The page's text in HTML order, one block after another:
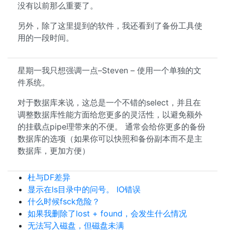
没有以前那么重要了。
另外，除了这里提到的软件，我还看到了备份工具使
用的一段时间。
星期一我只想强调一点–Steven – 使用一个单独的文
件系统。
对于数据库来说，这总是一个不错的select，并且在
调整数据库性能方面给您更多的灵活性，以避免额外
的挂载点pipe理带来的不便。 通常会给你更多的备份
数据库的选项（如果你可以快照和备份副本而不是主
数据库，更加方便）
杜与DF差异
显示在ls目录中的问号。 IO错误
什么时候fsck危险？
如果我删除了lost + found，会发生什么情况
无法写入磁盘，但磁盘未满